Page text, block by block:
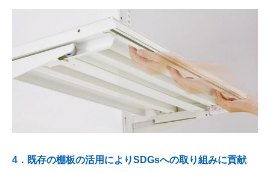
4．既存の棚板の活用によりSDGsへの取り組みに貢献